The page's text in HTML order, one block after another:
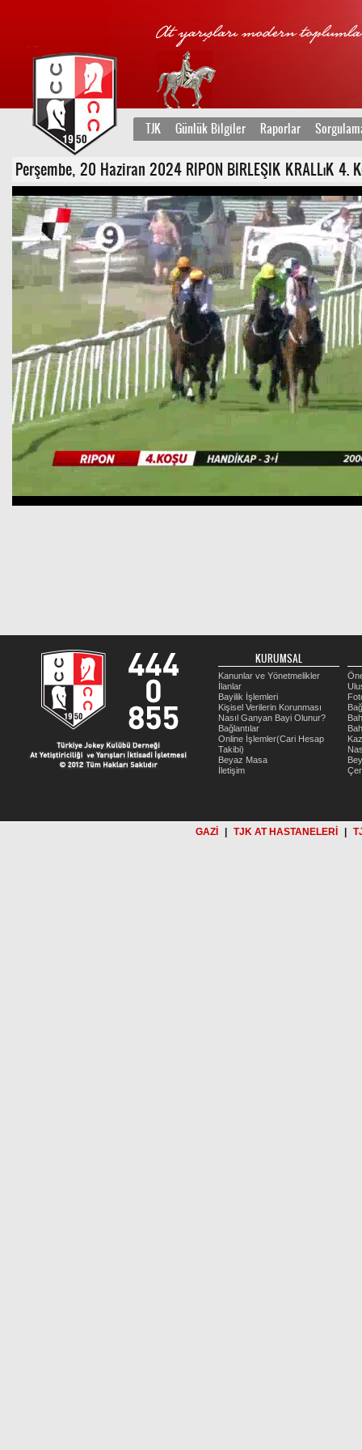
TJK Günlük Bilgiler Raporlar
Perşembe, 20 Haziran 2024 RIPON BIRLEŞIK KRALLıK 4.
KURUMSAL
Kanunlar ve Yönetmelikler
İlanlar
Bayilik İşlemleri
Kişisel Verilerin Korunması
Nasıl Ganyan Bayi Olunur?
Bağlantılar
Online İşlemler(Cari Hesap
Takibi)
Beyaz Masa
İletişim
GAZİ TJK AT HASTANELERİ